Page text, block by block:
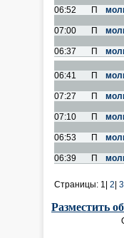
06:52 П
07:00 П
06:37 П
06:41 П
07:27 П
07:10 П
06:53 П
06:39 П
Страницы: 1| 2 3
Разместить